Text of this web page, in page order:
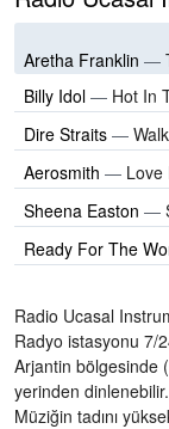
Aretha Franklin —
Billy Idol — Hot In
Dire Straits —
Aerosmith — Love
Sheena Easton —
Ready For The
Radio Ucasal
Radyo istasyonu 7/
Arjantin bölgesinde
yerinden dinlenebilir.
Müziğin tadını